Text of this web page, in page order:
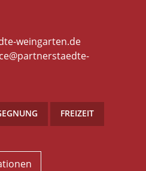
weingarten.de
FREIZEIT